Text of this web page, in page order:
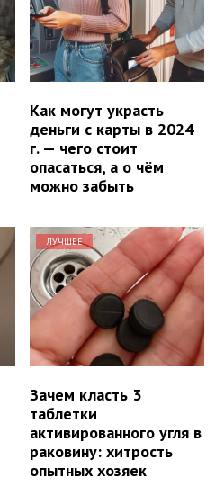
Как могут украсть
деньги с карты в 2024
г. — чего стоит
опасаться, а о чём
можно забыть
ЛУЧШЕЕ
Зачем класть 3
таблетки
активированного угля в
раковину: хитрость
опытных хозяек